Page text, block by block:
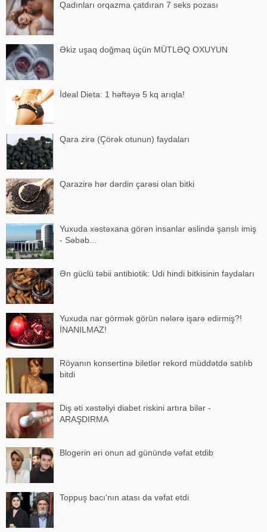
Qadınları orqazma çatdıran 7 seks pozası
Əkiz uşaq doğmaq üçün MÜTLƏQ OXUYUN
İdeal Dieta: 1 həftəyə 5 kq arıqla!
Qara zirə (Çörək otunun) faydaları
Qarazirə hər dərdin çarəsi olan bitki
Yuxuda xəstəxana görən insanlar əslində şanslı imiş
- Səbəb...
Ən güclü təbii antibiotik: Udi hindi bitkisinin faydaları
Yuxuda nar görmək görün nələrə işarə edirmiş?!
İNANILMAZ!
Röyanın konsertinə biletlər rekord müddətdə satılıb
bitdi
Diş əti xəstəliyi diabet riskini artıra bilər -
ARAŞDIRMA
Blogerin əri onun ad günündə vəfat etdib
Toppuş bacı'nın atası da vəfat etdi